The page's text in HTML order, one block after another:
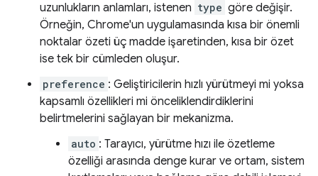
uzunlukların anlamları, istenen type göre değişir.
Örneğin, Chrome'un uygulamasında kısa bir önemli
noktalar özeti üç madde işaretinden, kısa bir özet
ise tek bir cümleden oluşur.
preference : Geliştiricilerin hızlı yürütmeyi mi yoksa
kapsamlı özellikleri mi önceliklendirdiklerini
belirtmelerini sağlayan bir mekanizma.
auto : Tarayıcı, yürütme hızı ile özetleme
özelliği arasında denge kurar ve ortam, sistem